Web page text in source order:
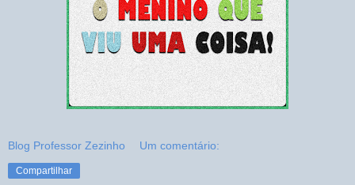
Blog Professor Zezinho Um comentário:
Compartilhar